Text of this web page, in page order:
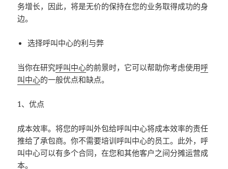
务增长，因此，将是无价的保持在您的业务取得成功的身
边。
选择呼叫中心的利与弊
当你在研究呼叫中心的前景时，它可以帮助你考虑使用呼
叫中心的一般优点和缺点。
1、优点
成本效率。将您的呼叫外包给呼叫中心将成本效率的责任
推给了承包商。你不需要培训呼叫中心的员工。此外，呼
叫中心可以有多个合同，在您和其他客户之间分摊运营成
本。